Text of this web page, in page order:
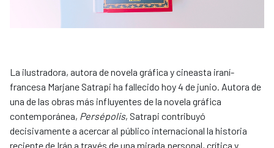
La ilustradora, autora de novela gráfica y cineasta iraní-
francesa Marjane Satrapi ha fallecido hoy 4 de junio. Autora de
una de las obras más influyentes de la novela gráfica
contemporánea, Persépolis, Satrapi contribuyó
decisivamente a acercar al público internacional la historia
reciente de Irán a través de una mirada personal, crítica y